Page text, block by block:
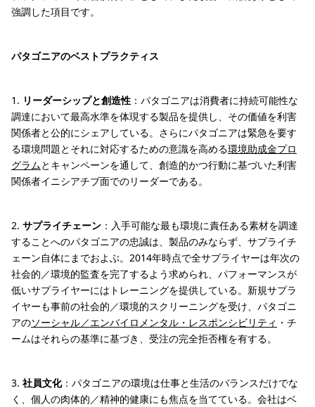
強調した項目です。
パタゴニアのベストプラクティス
1. リーダーシップと創造性 ：パタゴニアは消費者に持続可能性な
調達において最高水準を体現する製品を提供し、その価値を利害
関係者と公的にシェアしている。さらにパタゴニアは緊急を要す
る環境問題とそれに対応するための意識を高める環境助成金プロ
グラムとキャンペーンを通して、創造的かつ行動に基づいた利害
関係者イニシアチブ面でのリーダーである。
2. サプライチェーン ：入手可能な最も環境に責任ある素材を調達
することへのパタゴニアの忠誠は、製品のみならず、サプライチ
ェーン自体にまでおよぶ。2014年時点で全サプライヤーは年次の
社会的／環境的監査を完了するよう求められ、パフォーマンスが
低いサプライヤーにはトレーニングを提供している。新規サプラ
イヤーも事前の社会的／環境的スクリーニングを受け、パタゴニ
アのソーシャル／エンバイロメンタル・レスポンシビリティ ・チ
ームはそれらの基準に基づき、受注の完全拒否権を有する。
3. 社員文化：パタゴニアの環境は仕事と生活のバランスだけでな
く、個人の肉体的／精神的健康にも焦点を当てている。会社はベ